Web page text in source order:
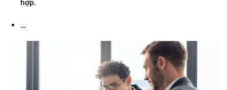
hợp.
…